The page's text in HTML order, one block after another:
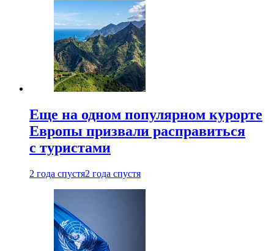
Еще на одном популярном курорте
Европы призвали расправиться
с туристами
2 года спустя2 года спустя